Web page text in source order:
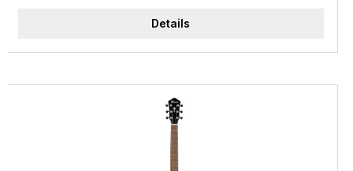
Edge Factory tuning: 1E,2B,3G,4D,5A,6E Preamp:
Control Dicke am 7 Bund: 22 mm Saiten ab Werk:
Details